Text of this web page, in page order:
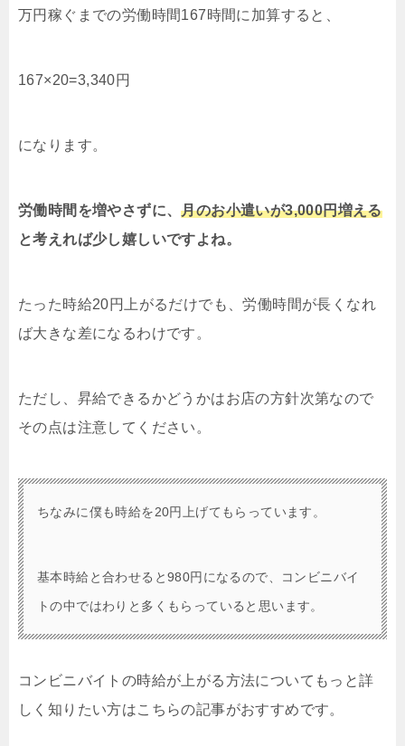
万円稼ぐまでの労働時間167時間に加算すると、
167×20=3,340円
になります。
労働時間を増やさずに、月のお小遣いが3,000円増える
と考えれば少し嬉しいですよね。
たった時給20円上がるだけでも、労働時間が長くなれ
ば大きな差になるわけです。
ただし、昇給できるかどうかはお店の方針次第なので
その点は注意してください。
ちなみに僕も時給を20円上げてもらっています。
基本時給と合わせると980円になるので、コンビニバイ
トの中ではわりと多くもらっていると思います。
コンビニバイトの時給が上がる方法についてもっと詳
しく知りたい方はこちらの記事がおすすめです。